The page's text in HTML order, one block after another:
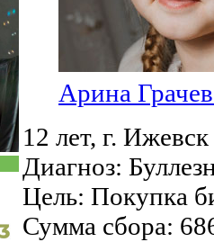
Арина
12 лет, г. Ижевск
Диагноз:
Цель: Покупка
Сумма сбора: